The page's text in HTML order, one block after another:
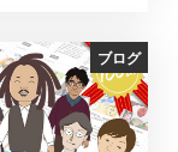
ブログ